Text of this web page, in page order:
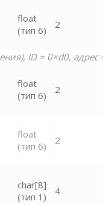
float
(тип 6)
2
ID = 0×d0, адрес
float
(тип 6)
2
float
(тип 6)
2
char[8]
(тип 1)
4